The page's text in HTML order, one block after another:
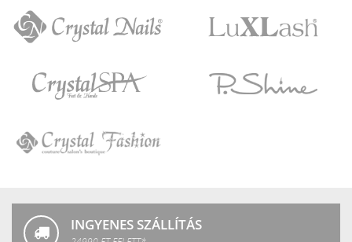
Nails
SPA
INGYENES SZÁLLÍTÁS